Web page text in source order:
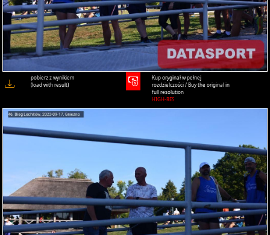
pobierz z wynikiem
(load with result)
Kup oryginał w pełnej
rozdzielczości / Buy the original in
full resolution
HIGH-RES